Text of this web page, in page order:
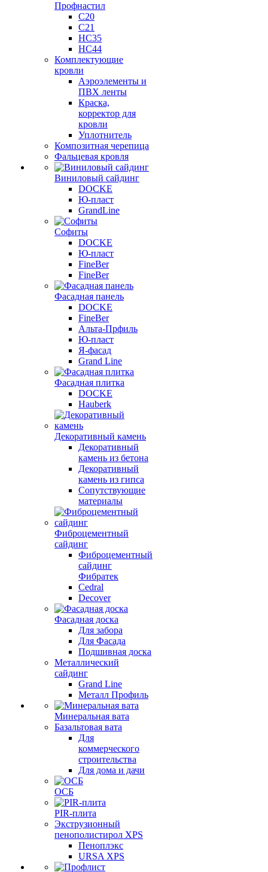
Профнастил
C20
C21
НС35
НС44
Комплектующие
кровли
Аэроэлементы и
ПВХ ленты
Краска,
корректор для
кровли
Уплотнитель
Композитная черепица
Фальцевая кровля
Виниловый сайдинг
DOCKE
Ю-пласт
GrandLine
Софиты
DOCKE
Ю-пласт
FineBer
FineBer
Фасадная панель
DOCKE
FineBer
Альта-Прфиль
Ю-пласт
Я-фасад
Grand Line
Фасадная плитка
DOCKE
Hauberk
Декоративный камень
Декоративный
камень из бетона
Декоративный
камень из гипса
Сопутствующие
материалы
Фиброцементный
сайдинг
Фиброцементный
сайдинг
Фибратек
Cedral
Decover
Фасадная доска
Для забора
Для Фасада
Подшивная доска
Металлический
сайдинг
Grand Line
Металл Профиль
Минеральная вата
Базальтовая вата
Для
коммерческого
строительства
Для дома и дачи
ОСБ
PIR-плита
Экструзионный
пенополистирол XPS
Пеноплэкс
URSA XPS